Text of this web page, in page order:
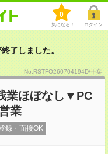
0
気になる！ ログイン
了しました。
No.RSTFO260704194D/千葉
業ほぼなし▼PC
業
録・面接OK